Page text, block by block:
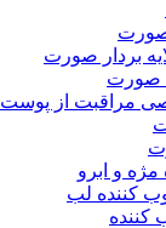
بردار صورت
صورت
مراقبت از پوست
مژه و ابرو
کننده لب